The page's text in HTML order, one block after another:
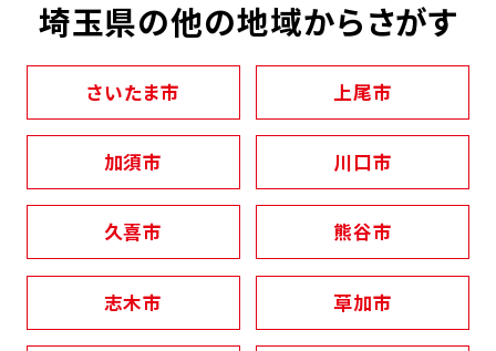
埼玉県の他の地域からさがす
さいたま市 上尾市
加須市 川口市
久喜市 熊谷市
志木市 草加市